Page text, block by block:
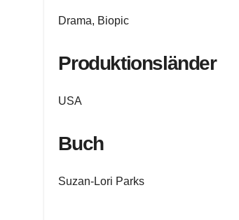
Drama, Biopic
Produktionsländer
USA
Buch
Suzan-Lori Parks